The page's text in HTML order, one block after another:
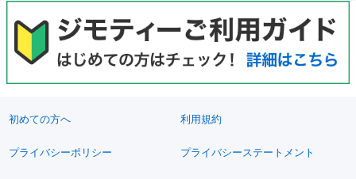
初めての方へ 利用規約
プライバシーポリシー プライバシーステートメント